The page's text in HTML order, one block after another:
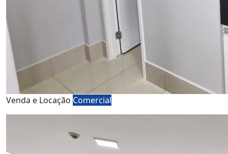
Venda e Locação Comercial